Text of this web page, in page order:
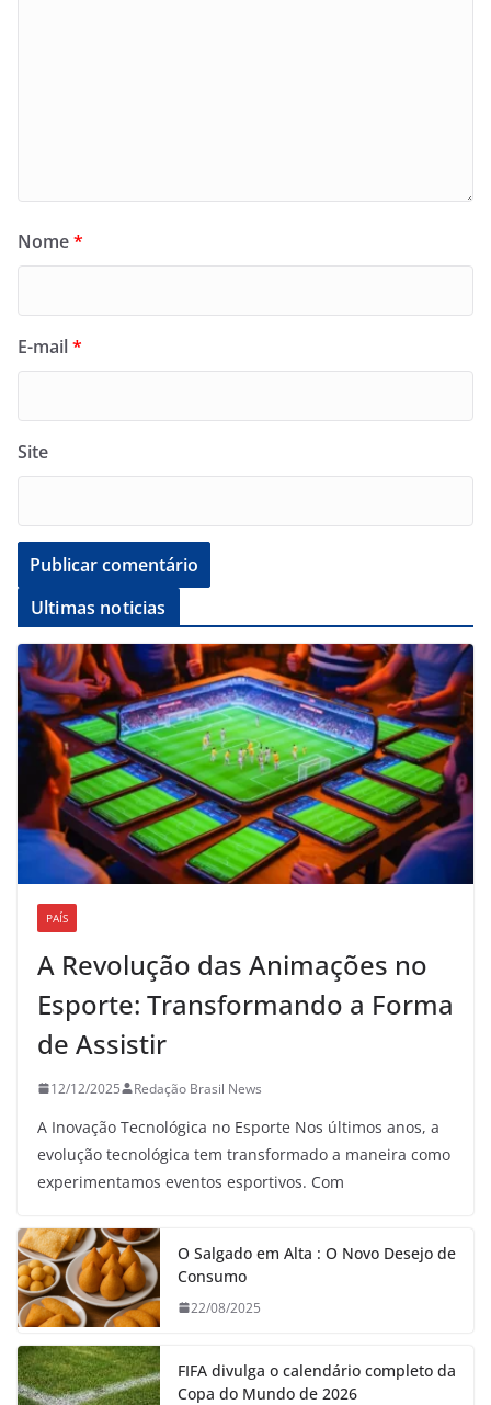
Nome*
E-mail*
Site
Ultimas noticias
PAÍS
A Revolução das Animações no
Esporte: Transformando a Forma
de Assistir
12/12/2025 Redação Brasil News
A Inovação Tecnológica no Esporte Nos últimos anos, a
evolução tecnológica tem transformado a maneira como
experimentamos eventos esportivos. Com
O Salgado em Alta : O Novo Desejo de
Consumo
22/08/2025
FIFA divulga o calendário completo da
Copa do Mundo de 2026